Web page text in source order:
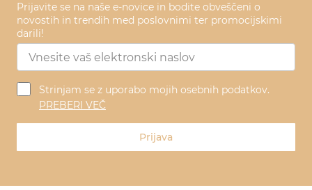
Prijavite se na naše e-novice in bodite obveščeni o
novostih in trendih med poslovnimi ter promocijskimi
darili!
Strinjam se z uporabo mojih osebnih podatkov.
PREBERI VEČ
Prijava